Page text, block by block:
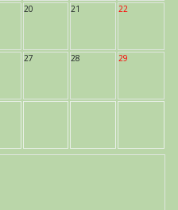
20 21 22
27 28 29